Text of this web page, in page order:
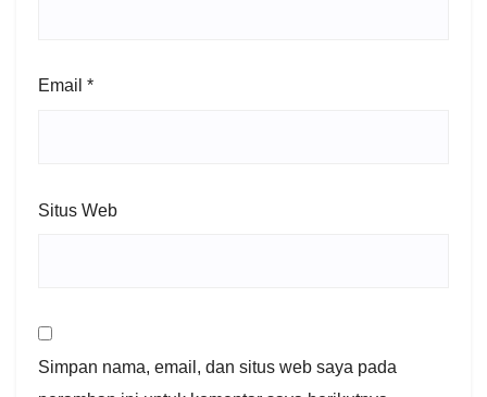
Email *
Situs Web
Simpan nama, email, dan situs web saya pada